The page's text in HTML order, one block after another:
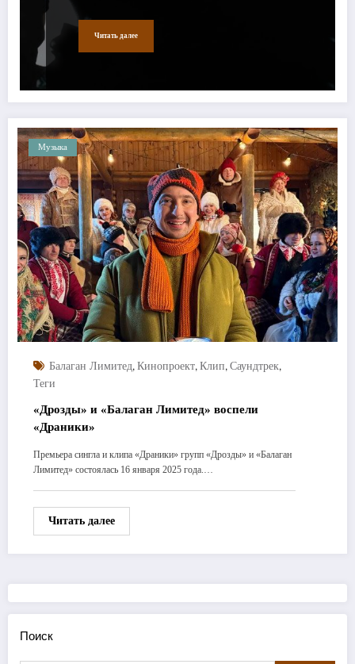
Читать далее
Музыка
Балаган Лимитед, Кинопроект, Клип, Саундтрек,
Теги
«Дрозды» и «Балаган Лимитед» воспели
«Драники»
Премьера сингла и клипа «Драники» групп «Дрозды» и «Балаган
Лимитед» состоялась 16 января 2025 года.…
Читать далее
Поиск